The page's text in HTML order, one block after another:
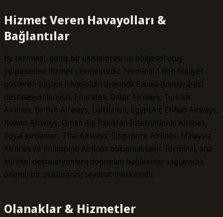
Hizmet Veren Havayolları &
Bağlantılar
Bu terminal, geniş bir uluslararası ve bölgesel uçuş
yelpazesine hizmet vermektedir. Terminal 1’den faaliyet
gösteren başlıca havayolları arasında Saudia (uluslararası
destinasyonlarıyla), Emirates, Qatar Airways, Turkish
Airlines, British Airways, Lufthansa, EgyptAir, Etihad Airways,
Kuwait Airways, Oman Air, Pakistan International Airlines,
Royal Jordanian, Thai Airways, Singapore Airlines, Malaysia
Airlines ve Philippine Airlines bulunmaktadır. Terminal, ana
küresel destinasyonlara doğrudan bağlantılar sağlayarak
önemli bir uluslararası seyahat merkezidir.
Olanaklar & Hizmetler